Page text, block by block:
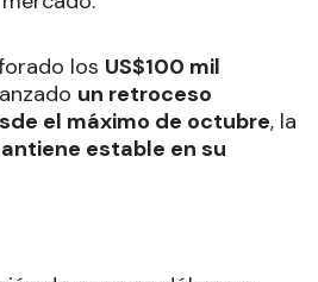
los US$100 mil
un retroceso
el máximo de octubre, la
estable en su